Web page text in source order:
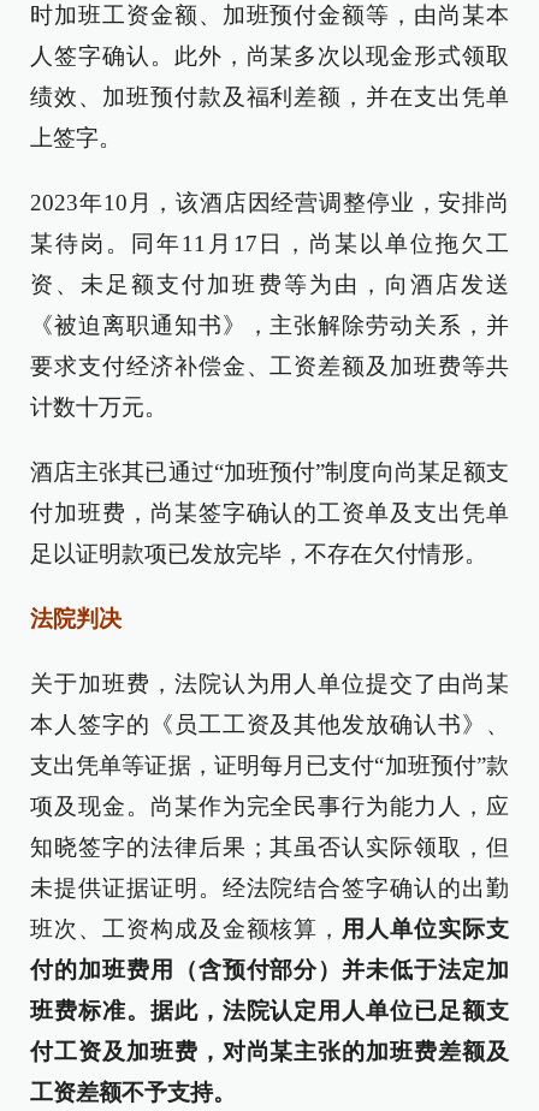
时加班工资金额、加班预付金额等，由尚某本
人签字确认。此外，尚某多次以现金形式领取
绩效、加班预付款及福利差额，并在支出凭单
上签字。
2023年10月，该酒店因经营调整停业，安排尚
某待岗。同年11月17日，尚某以单位拖欠工
资、未足额支付加班费等为由，向酒店发送
《被迫离职通知书》，主张解除劳动关系，并
要求支付经济补偿金、工资差额及加班费等共
计数十万元。
酒店主张其已通过“加班预付”制度向尚某足额支
付加班费，尚某签字确认的工资单及支出凭单
足以证明款项已发放完毕，不存在欠付情形。
法院判决
关于加班费，法院认为用人单位提交了由尚某
本人签字的《员工工资及其他发放确认书》、
支出凭单等证据，证明每月已支付“加班预付”款
项及现金。尚某作为完全民事行为能力人，应
知晓签字的法律后果；其虽否认实际领取，但
未提供证据证明。经法院结合签字确认的出勤
班次、工资构成及金额核算， 用人单位实际支
付的加班费用（含预付部分）并未低于法定加
班费标准。据此，法院认定用人单位已足额支
付工资及加班费，对尚某主张的加班费差额及
工资差额不予支持。